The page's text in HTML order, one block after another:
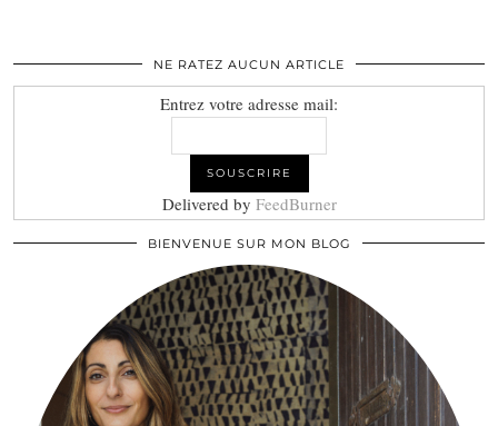
NE RATEZ AUCUN ARTICLE
Entrez votre adresse mail:
Delivered by FeedBurner
BIENVENUE SUR MON BLOG